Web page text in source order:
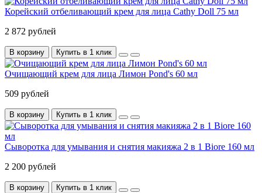
Корейский отбеливающий крем для лица Cathy Doll 75 мл
2 872 рублей
В корзину Купить в 1 клик
Очищающий крем для лица Лимон Pond's 60 мл
509 рублей
В корзину Купить в 1 клик
Сыворотка для умывания и снятия макияжа 2 в 1 Biore 160 мл
2 200 рублей
В корзину Купить в 1 клик